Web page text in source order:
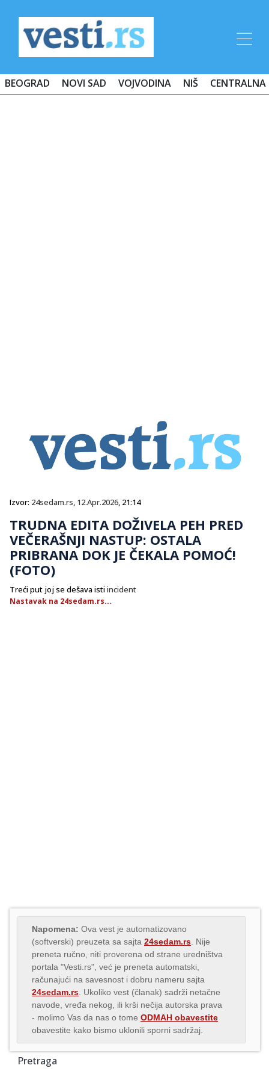
BEOGRAD NOVI SAD VOJVODINA NIŠ CENTRALNA
Izvor: 24sedam.rs, 12.Apr.2026, 21:14
TRUDNA EDITA DOŽIVELA PEH PRED
VEČERAŠNJI NASTUP: OSTALA
PRIBRANA DOK JE ČEKALA POMOĆ!
(FOTO)
Treći put joj se dešava isti incident
Nastavak na 24sedam.rs...
Napomena: Ova vest je automatizovano
(softverski) preuzeta sa sajta 24sedam.rs . Nije
preneta ručno, niti proverena od strane uredništva
portala "Vesti.rs", već je preneta automatski,
računajući na savesnost i dobru nameru sajta
24sedam.rs . Ukoliko vest (članak) sadrži netačne
navode, vređa nekog, ili krši nečija autorska prava
- molimo Vas da nas o tome ODMAH obavestite
obavestite kako bismo uklonili sporni sadržaj.
Pretraga